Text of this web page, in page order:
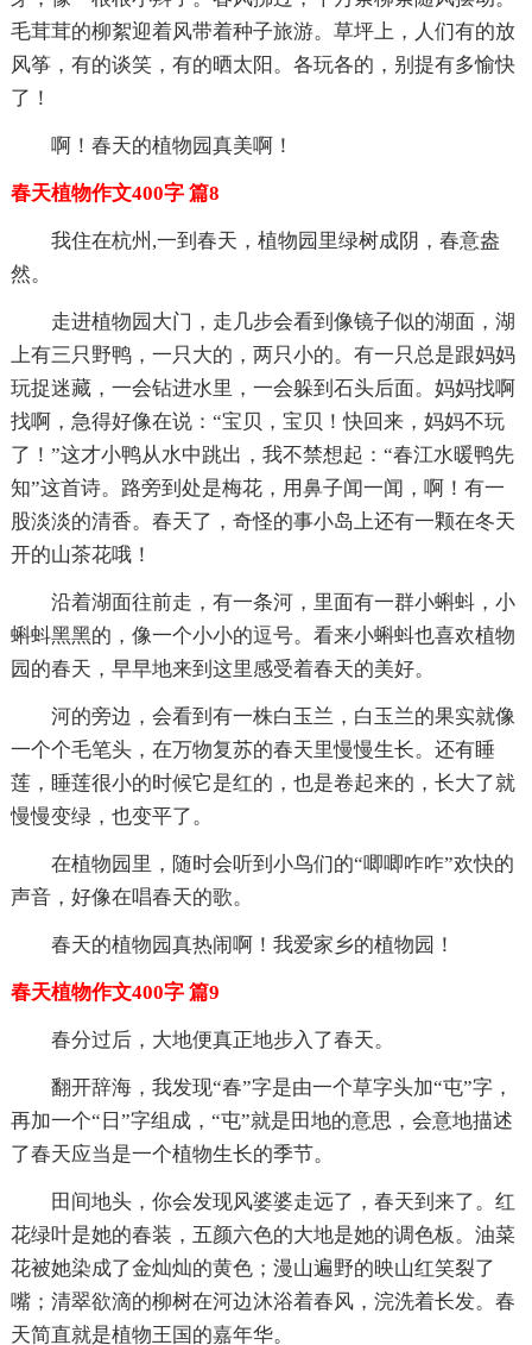
毛茸茸的柳絮迎着风带着种子旅游。草坪上，人们有的放
风筝，有的谈笑，有的晒太阳。各玩各的，别提有多愉快
了！
啊！春天的植物园真美啊！
春天植物作文400字 篇8
我住在杭州,一到春天，植物园里绿树成阴，春意盎
然。
走进植物园大门，走几步会看到像镜子似的湖面，湖
上有三只野鸭，一只大的，两只小的。有一只总是跟妈妈
玩捉迷藏，一会钻进水里，一会躲到石头后面。妈妈找啊
找啊，急得好像在说：“宝贝，宝贝！快回来，妈妈不玩
了！”这才小鸭从水中跳出，我不禁想起：“春江水暖鸭先
知”这首诗。路旁到处是梅花，用鼻子闻一闻，啊！有一
股淡淡的清香。春天了，奇怪的事小岛上还有一颗在冬天
开的山茶花哦！
沿着湖面往前走，有一条河，里面有一群小蝌蚪，小
蝌蚪黑黑的，像一个小小的逗号。看来小蝌蚪也喜欢植物
园的春天，早早地来到这里感受着春天的美好。
河的旁边，会看到有一株白玉兰，白玉兰的果实就像
一个个毛笔头，在万物复苏的春天里慢慢生长。还有睡
莲，睡莲很小的时候它是红的，也是卷起来的，长大了就
慢慢变绿，也变平了。
在植物园里，随时会听到小鸟们的“唧唧咋咋”欢快的
声音，好像在唱春天的歌。
春天的植物园真热闹啊！我爱家乡的植物园！
春天植物作文400字 篇9
春分过后，大地便真正地步入了春天。
翻开辞海，我发现“春”字是由一个草字头加“屯”字，
再加一个“日”字组成，“屯”就是田地的意思，会意地描述
了春天应当是一个植物生长的季节。
田间地头，你会发现风婆婆走远了，春天到来了。红
花绿叶是她的春装，五颜六色的大地是她的调色板。油菜
花被她染成了金灿灿的黄色；漫山遍野的映山红笑裂了
嘴；清翠欲滴的柳树在河边沐浴着春风，浣洗着长发。春
天简直就是植物王国的嘉年华。